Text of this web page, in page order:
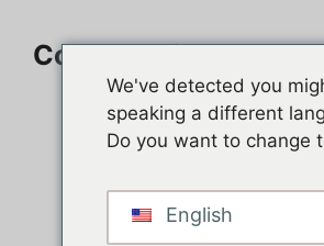
contenuComment jouer sur
We've detected you
speaking a different
Do you want to change
English